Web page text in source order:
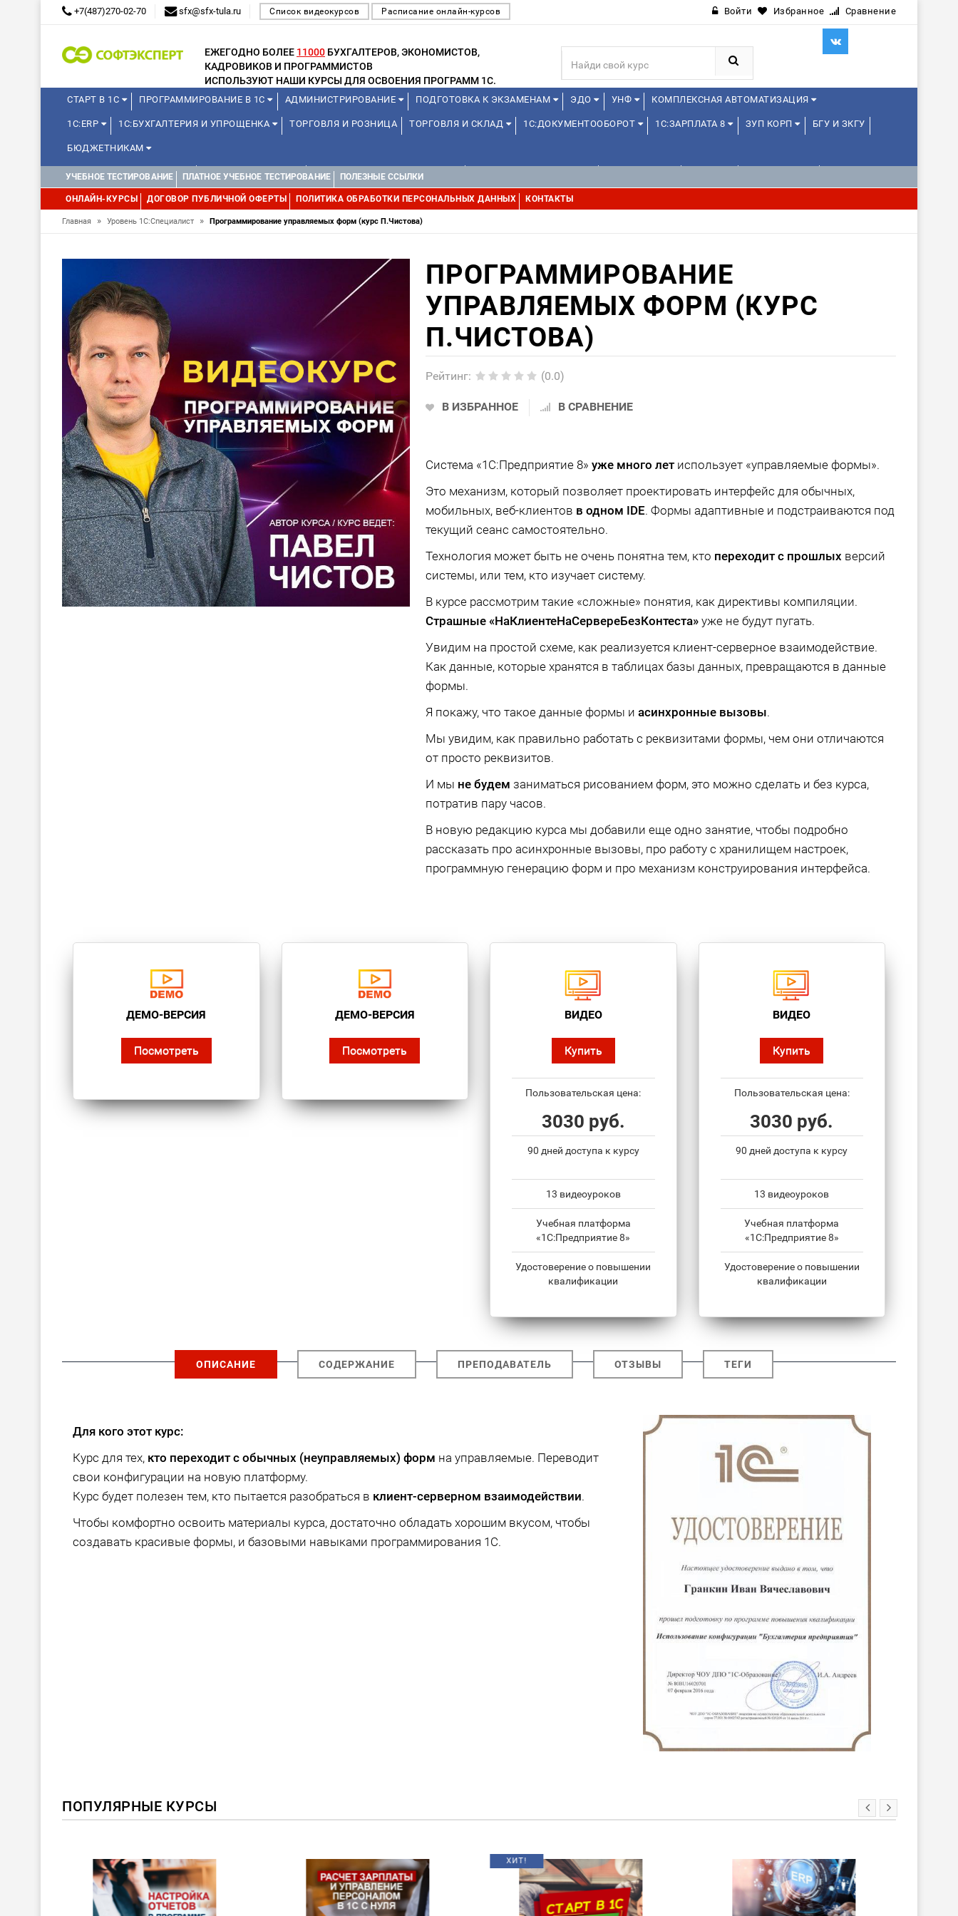
+7(487)270-02-70 sfx@sfx-tula.ru Список видеокурсов Расписание онлайн-курсов Войти Избранное Сравнение
ЕЖЕГОДНО БОЛЕЕ 11000 БУХГАЛТЕРОВ, ЭКОНОМИСТОВ,
КАДРОВИКОВ И ПРОГРАММИСТОВ
ИСПОЛЬЗУЮТ НАШИ КУРСЫ ДЛЯ ОСВОЕНИЯ ПРОГРАММ 1С.
СТАРТ В 1С ПРОГРАММИРОВАНИЕ В 1С АДМИНИСТРИРОВАНИЕ ПОДГОТОВКА К ЭКЗАМЕНАМ ЭДО УНФ КОМПЛЕКСНАЯ АВТОМАТИЗАЦИЯ
1С:ERP 1С:БУХГАЛТЕРИЯ И УПРОЩЕНКА ТОРГОВЛЯ И РОЗНИЦА ТОРГОВЛЯ И СКЛАД 1С:ДОКУМЕНТООБОРОТ 1С:ЗАРПЛАТА 8 ЗУП КОРП БГУ И ЗКГУ
БЮДЖЕТНИКАМ
КУРСЫ ДЛЯ ШКОЛЬНИКОВ ДЛЯ ШКОЛЬНИКОВ 1С:УПРАВЛЕНИЕ ХОЛДИНГОМ
WEB, JAVA И ANDROID
УЧЕБНОЕ ТЕСТИРОВАНИЕ ПЛАТНОЕ УЧЕБНОЕ ТЕСТИРОВАНИЕ ПОЛЕЗНЫЕ ССЫЛКИ
ОНЛАЙН-КУРСЫ ДОГОВОР ПУБЛИЧНОЙ ОФЕРТЫ ПОЛИТИКА ОБРАБОТКИ ПЕРСОНАЛЬНЫХ ДАННЫХ КОНТАКТЫ
Главная » Уровень 1С:Специалист » Программирование управляемых форм (курс П.Чистова)
ПРОГРАММИРОВАНИЕ
УПРАВЛЯЕМЫХ ФОРМ (КУРС
П.ЧИСТОВА)
Рейтинг: (0.0)
В ИЗБРАННОЕ В СРАВНЕНИЕ
Система «1С:Предприятие 8» уже много летиспользует «управляемые формы».
Это механизм, который позволяет проектировать интерфейс для обычных,
мобильных, веб-клиентов в одном IDE. Формы адаптивные и подстраиваются под
текущий сеанс самостоятельно.
Технология может быть не очень понятна тем, кто переходит с прошлых версий
системы, или тем, кто изучает систему.
В курсе рассмотрим такие «сложные» понятия, как директивы компиляции.
Страшные «НаКлиентеНаСервереБезКонтеста»уже не будут пугать.
Увидим на простой схеме, как реализуется клиент-серверное взаимодействие.
Как данные, которые хранятся в таблицах базы данных, превращаются в данные
формы.
Я покажу, что такое данные формы и асинхронные вызовы.
Мы увидим, как правильно работать с реквизитами формы, чем они отличаются
от просто реквизитов.
И мы не будем заниматься рисованием форм, это можно сделать и без курса,
потратив пару часов.
В новую редакцию курса мы добавили еще одно занятие, чтобы подробно
рассказать про асинхронные вызовы, про работу с хранилищем настроек,
программную генерацию форм и про механизм конструирования интерфейса.
ДЕМО-ВЕРСИЯ
Посмотреть
ДЕМО-ВЕРСИЯ
Посмотреть
ВИДЕО
Купить
Пользовательская цена:
3030 руб.
90 дней доступа к курсу
13 видеоуроков
Учебная платформа
«1С:Предприятие 8»
Удостоверение о повышении
квалификации
ВИДЕО
Купить
Пользовательская цена:
3030 руб.
90 дней доступа к курсу
13 видеоуроков
Учебная платформа
«1С:Предприятие 8»
Удостоверение о повышении
квалификации
ОПИСАНИЕ СОДЕРЖАНИЕ ПРЕПОДАВАТЕЛЬ ОТЗЫВЫ ТЕГИ
Для кого этот курс:
Курс для тех, кто переходит с обычных (неуправляемых) форм на управляемые. Переводит
свои конфигурации на новую платформу.
Курс будет полезен тем, кто пытается разобраться в клиент-серверном взаимодействии.
Чтобы комфортно освоить материалы курса, достаточно обладать хорошим вкусом, чтобы
создавать красивые формы, и базовыми навыками программирования 1С.
ПОПУЛЯРНЫЕ КУРСЫ
ХИТ! НОВИНКА
ХИТ!